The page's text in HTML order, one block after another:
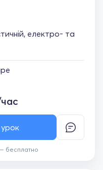
електро- та
бесплатно